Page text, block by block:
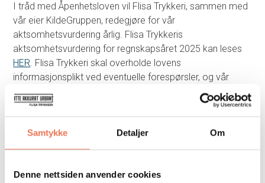
Samtykke Detaljer Om
Denne nettsiden anvender cookies
I tråd med Åpenhetsloven vil Flisa Trykkeri, sammen med
vår eier KildeGruppen, redegjøre for vår
aktsomhetsvurdering årlig. Flisa Trykkeris
aktsomhetsvurdering for regnskapsåret 2025 kan leses
HER. Flisa Trykkeri skal overholde lovens
informasjonsplikt ved eventuelle forespørsler, og vår
målsetning er å besvare alle henvendelser innen én uke.
Flisa Trykkeri har ikke avdekket noen negative funn i vår
leverandørvurdering, men er klar over at det i vår bransje
ligger mulig risiko på brudd av forhold omfattet av